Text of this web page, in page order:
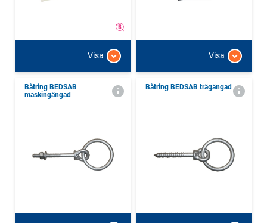
Visa Visa
Båtring BEDSAB
maskingängad
Båtring BEDSAB trägängad